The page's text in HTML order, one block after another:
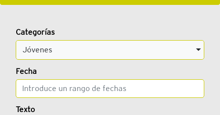
Categorías
Jóvenes
Fecha
Texto